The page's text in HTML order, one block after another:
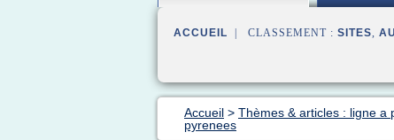
ACCUEIL | CLASSEMENT : SITES,
Accueil > Thèmes & articles : ligne a
pyrenees